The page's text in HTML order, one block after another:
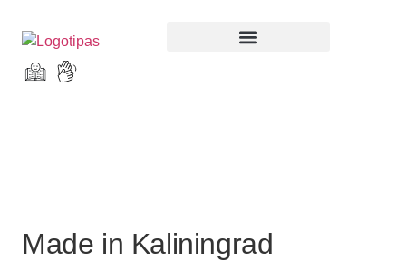
Made in Kaliningrad